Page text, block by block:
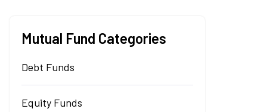
Mutual Fund Categories
Debt Funds
Equity Funds